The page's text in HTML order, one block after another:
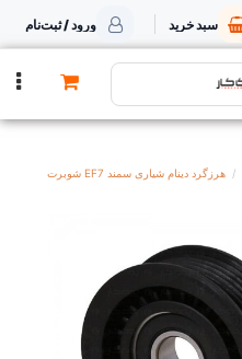
سبد خرید ورود / ثبت‌نام
هرزگرد دینام شیاری سمند EF7 شوبرت